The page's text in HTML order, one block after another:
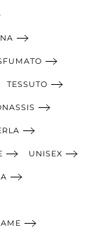
TESSUTO
UNISEX